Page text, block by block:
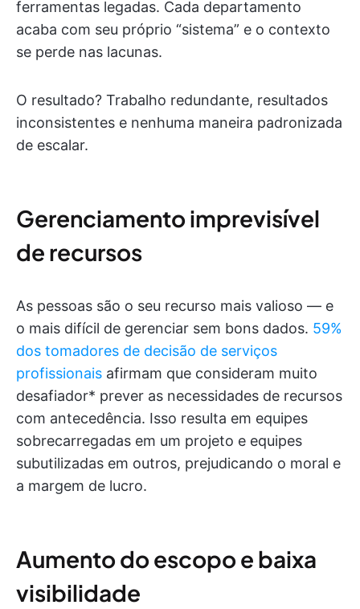
ferramentas legadas. Cada departamento
acaba com seu próprio “sistema” e o contexto
se perde nas lacunas.
O resultado? Trabalho redundante, resultados
inconsistentes e nenhuma maneira padronizada
de escalar.
Gerenciamento imprevisível
de recursos
As pessoas são o seu recurso mais valioso — e
o mais difícil de gerenciar sem bons dados. 59%
dos tomadores de decisão de serviços
profissionais afirmam que consideram muito
desafiador* prever as necessidades de recursos
com antecedência. Isso resulta em equipes
sobrecarregadas em um projeto e equipes
subutilizadas em outros, prejudicando o moral e
a margem de lucro.
Aumento do escopo e baixa
visibilidade